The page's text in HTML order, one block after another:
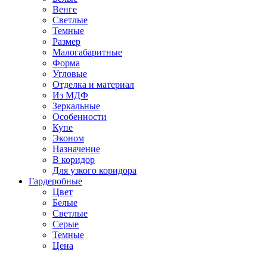
Венге
Светлые
Темные
Размер
Малогабаритные
Форма
Угловые
Отделка и материал
Из МДФ
Зеркальные
Особенности
Купе
Эконом
Назначение
В коридор
Для узкого коридора
Гардеробные
Цвет
Белые
Светлые
Серые
Темные
Цена